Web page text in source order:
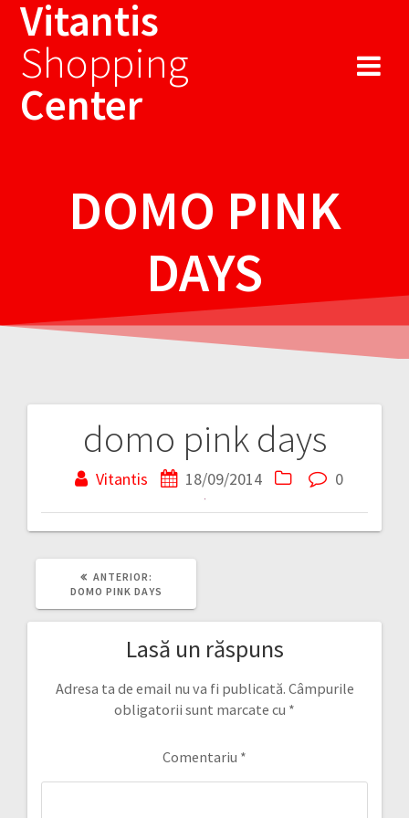
Vitantis
Shopping
Center
DOMO PINK
DAYS
domo pink days
Vitantis 18/09/2014 0
Navigare
articole
ANTERIOR:
ANTERIOR:
DOMO PINK DAYS
Lasă un răspuns
Adresa ta de email nu va fi publicată. Câmpurile
obligatorii sunt marcate cu *
Comentariu *